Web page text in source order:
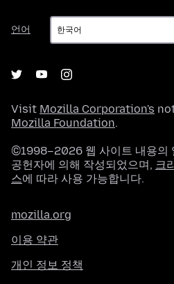
언어
언
어
Visit Mozilla Corporation's
Mozilla Foundation.
©1998–2026 웹 사이트 내용의
공헌자에 의해 작성되었으며, 크
스에 따라 사용 가능합니다.
mozilla.org
이용 약관
개인 정보 정책